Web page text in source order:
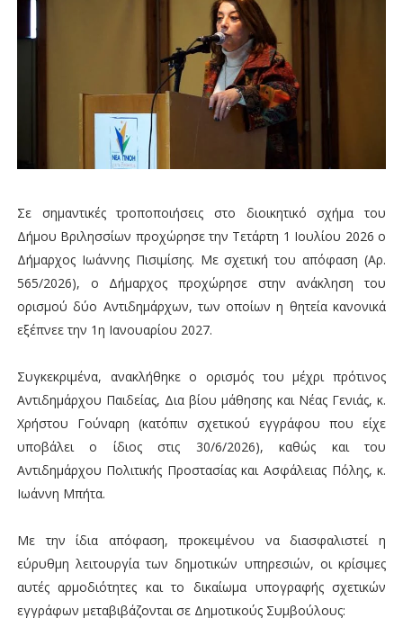
Σε σημαντικές τροποποιήσεις στο διοικητικό σχήμα του
Δήμου Βριλησσίων προχώρησε την Τετάρτη 1 Ιουλίου 2026 ο
Δήμαρχος Ιωάννης Πισιμίσης. Με σχετική του απόφαση (Αρ.
565/2026), ο Δήμαρχος προχώρησε στην ανάκληση του
ορισμού δύο Αντιδημάρχων, των οποίων η θητεία κανονικά
εξέπνεε την 1η Ιανουαρίου 2027.
Συγκεκριμένα, ανακλήθηκε ο ορισμός του μέχρι πρότινος
Αντιδημάρχου Παιδείας, Δια βίου μάθησης και Νέας Γενιάς, κ.
Χρήστου Γούναρη (κατόπιν σχετικού εγγράφου που είχε
υποβάλει ο ίδιος στις 30/6/2026), καθώς και του
Αντιδημάρχου Πολιτικής Προστασίας και Ασφάλειας Πόλης, κ.
Ιωάννη Μπήτα.
Με την ίδια απόφαση, προκειμένου να διασφαλιστεί η
εύρυθμη λειτουργία των δημοτικών υπηρεσιών, οι κρίσιμες
αυτές αρμοδιότητες και το δικαίωμα υπογραφής σχετικών
εγγράφων μεταβιβάζονται σε Δημοτικούς Συμβούλους: